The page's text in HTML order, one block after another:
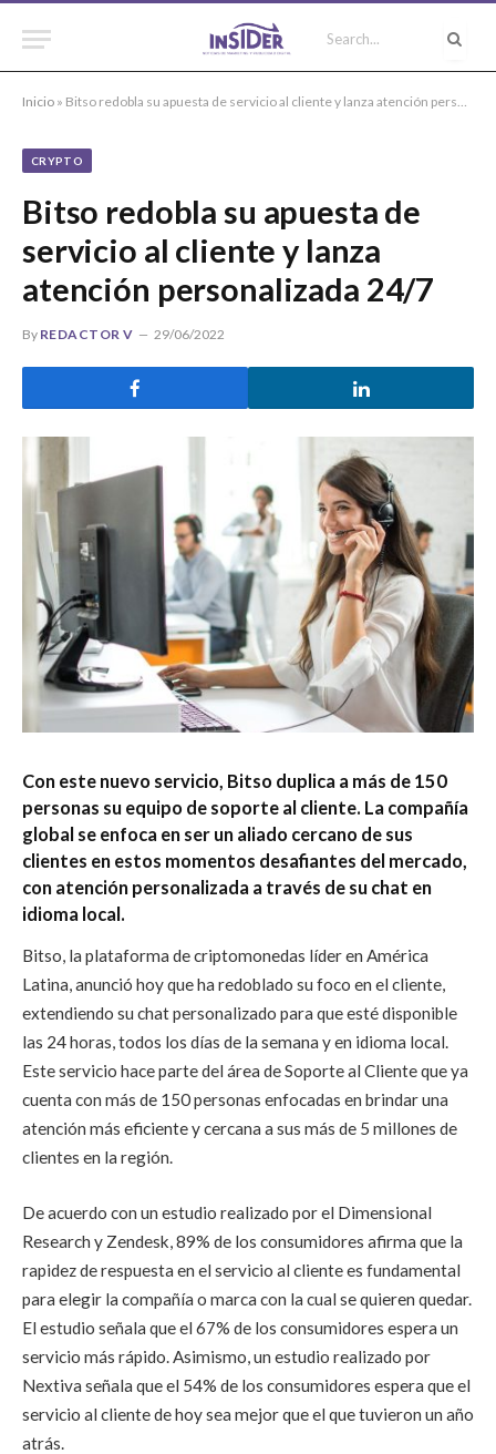
Inicio » Bitso redobla su apuesta de servicio al cliente y lanza atención personalizada 24/7
CRYPTO
Bitso redobla su apuesta de
servicio al cliente y lanza
atención personalizada 24/7
By REDACTOR V 29/06/2022
Con este nuevo servicio, Bitso duplica a más de 150
personas su equipo de soporte al cliente. La compañía
global se enfoca en ser un aliado cercano de sus
clientes en estos momentos desafiantes del mercado,
con atención personalizada a través de su chat en
idioma local.
Bitso, la plataforma de criptomonedas líder en América
Latina, anunció hoy que ha redoblado su foco en el cliente,
extendiendo su chat personalizado para que esté disponible
las 24 horas, todos los días de la semana y en idioma local.
Este servicio hace parte del área de Soporte al Cliente que ya
cuenta con más de 150 personas enfocadas en brindar una
atención más eficiente y cercana a sus más de 5 millones de
clientes en la región.
De acuerdo con un estudio realizado por el Dimensional
Research y Zendesk, 89% de los consumidores afirma que la
rapidez de respuesta en el servicio al cliente es fundamental
para elegir la compañía o marca con la cual se quieren quedar.
El estudio señala que el 67% de los consumidores espera un
servicio más rápido. Asimismo, un estudio realizado por
Nextiva señala que el 54% de los consumidores espera que el
servicio al cliente de hoy sea mejor que el que tuvieron un año
atrás.